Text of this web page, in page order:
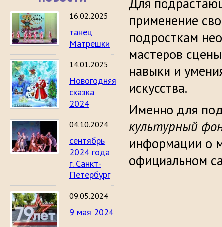
16.02.2025
танец
Матрешки
14.01.2025
Новогодняя
сказка
2024
04.10.2024
сентябрь
2024 года
г. Санкт-
Петербург
09.05.2024
9 мая 2024
Для
применение
подросткам
мастеров
навыки и
искусства.
Именно для
культурный
информации о
официальном